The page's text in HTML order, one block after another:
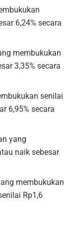
6,24% secara
membukukan
3,35% secara
senilai
6,95% secara
yang
naik sebesar
membukukan
Rp1,6